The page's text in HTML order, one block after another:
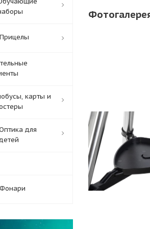
Прицелы
карты и
для
Фонари